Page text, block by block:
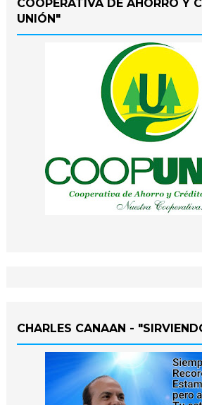
COOPERATIVA DE AHORRO Y
UNIÓN"
CHARLES CANAAN -